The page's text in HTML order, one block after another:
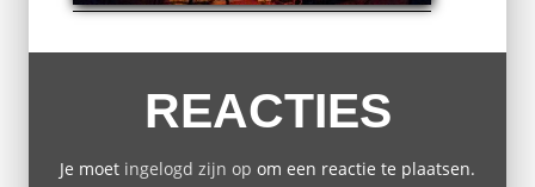
REACTIES
Je moet ingelogd zijn op om een reactie te plaatsen.